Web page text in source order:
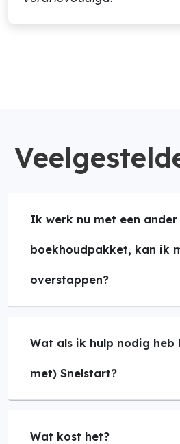
Ik werk nu met een ander
boekhoudpakket, kan ik
overstappen?
Wat als ik hulp nodig
met) Snelstart?
Wat kost het?